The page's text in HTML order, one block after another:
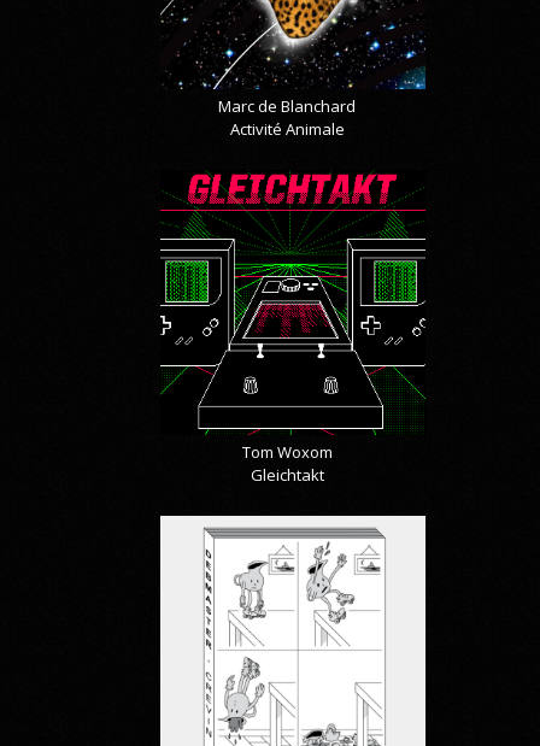
Marc de Blanchard
Activité Animale
Tom Woxom
Gleichtakt